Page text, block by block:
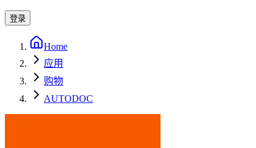
登录
Home
应用
购物
AUTODOC